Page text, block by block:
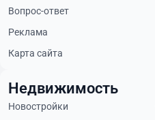
Вопрос-ответ
Реклама
Карта сайта
Недвижимость
Новостройки